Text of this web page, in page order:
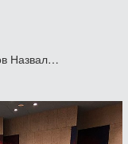
Назвал…